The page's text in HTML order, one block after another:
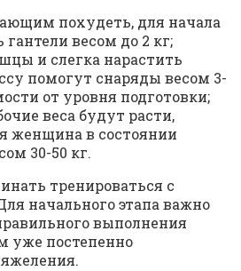
похудеть, для начала
весом до 2 кг;
и слегка нарастить
помогут снаряды весом 3-
от уровня подготовки;
веса будут расти,
женщина в состоянии
30-50 кг.
тренироваться с
начального этапа важно
выполнения
уже постепенно